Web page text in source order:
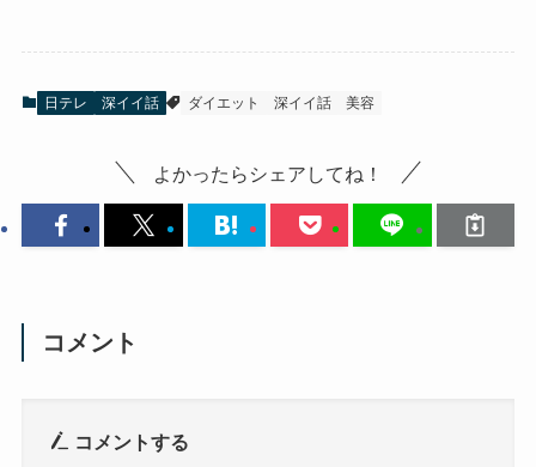
日テレ 深イイ話 ダイエット 深イイ話 美容
よかったらシェアしてね！
コメント
コメントする